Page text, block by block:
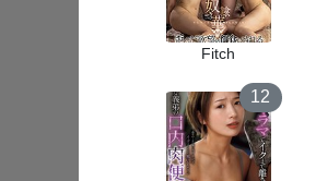
Fitch
12